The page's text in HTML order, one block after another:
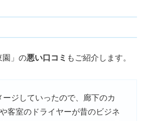
園」の悪い口コミ もご紹介します。
ージしていったので、廊下のカ
客室のドライヤーが昔のビジネ